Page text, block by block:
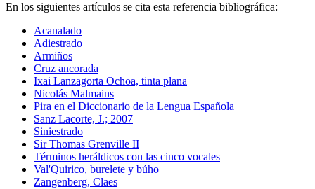
En los siguientes artículos se cita esta referencia bibliográfica:
Acanalado
Adiestrado
Armiños
Cruz ancorada
Ixai Lanzagorta Ochoa, tinta plana
Nicolás Malmains
Pira en el Diccionario de la Lengua Española
Sanz Lacorte, J.; 2007
Siniestrado
Sir Thomas Grenville II
Términos heráldicos con las cinco vocales
Val'Quirico, burelete y búho
Zangenberg, Claes